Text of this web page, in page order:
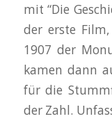
mit “Die
der erste
1907 der
kamen dann
für die
der Zahl.